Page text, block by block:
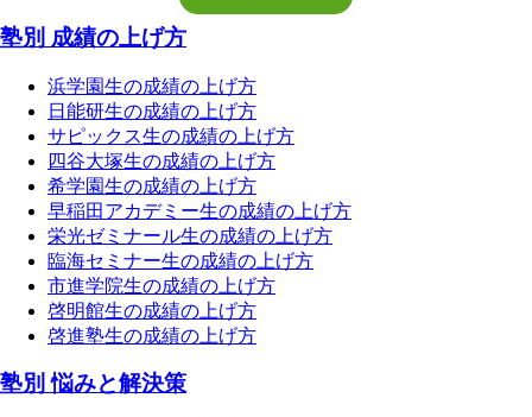
塾別 成績の上げ方
浜学園生の成績の上げ方
日能研生の成績の上げ方
サピックス生の成績の上げ方
四谷大塚生の成績の上げ方
希学園生の成績の上げ方
早稲田アカデミー生の成績の上げ方
栄光ゼミナール生の成績の上げ方
臨海セミナー生の成績の上げ方
市進学院生の成績の上げ方
啓明館生の成績の上げ方
啓進塾生の成績の上げ方
塾別 悩みと解決策